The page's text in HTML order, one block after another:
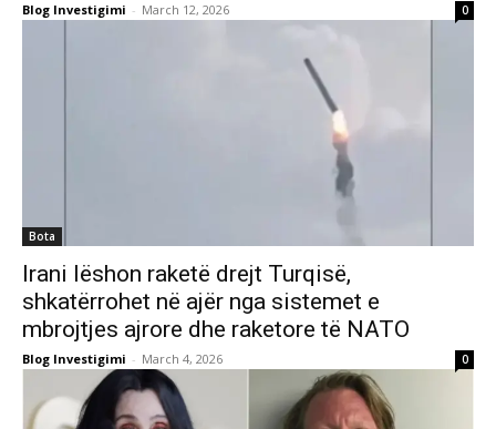
Blog Investigimi - March 12, 2026 0
Bota
Irani lëshon raketë drejt Turqisë,
shkatërrohet në ajër nga sistemet e
mbrojtjes ajrore dhe raketore të NATO
Blog Investigimi - March 4, 2026 0